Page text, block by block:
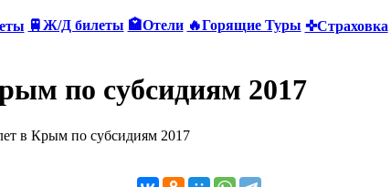
🚆Ж/Д билеты 🏩Отели 🔥Горящие Туры ✜Страховка
по субсидиям 2017
в Крым по субсидиям 2017